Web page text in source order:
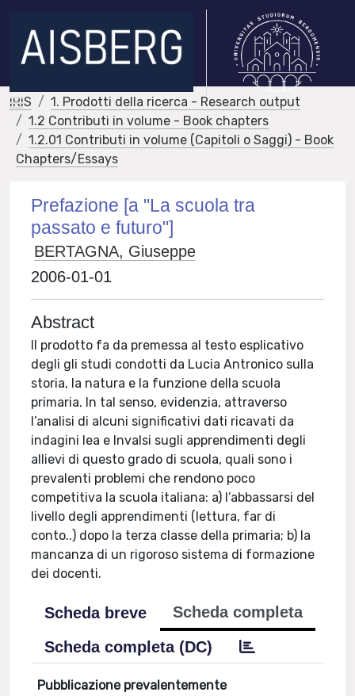
IRIS
1. Prodotti della ricerca - Research output
1.2 Contributi in volume - Book chapters
1.2.01 Contributi in volume (Capitoli o Saggi) - Book
Chapters/Essays
Prefazione [a "La scuola tra
passato e futuro"]
BERTAGNA, Giuseppe
2006-01-01
Abstract
Il prodotto fa da premessa al testo esplicativo
degli gli studi condotti da Lucia Antronico sulla
storia, la natura e la funzione della scuola
primaria. In tal senso, evidenzia, attraverso
l’analisi di alcuni significativi dati ricavati da
indagini Iea e Invalsi sugli apprendimenti degli
allievi di questo grado di scuola, quali sono i
prevalenti problemi che rendono poco
competitiva la scuola italiana: a) l’abbassarsi del
livello degli apprendimenti (lettura, far di
conto..) dopo la terza classe della primaria; b) la
mancanza di un rigoroso sistema di formazione
dei docenti.
Scheda breve
Scheda completa
Scheda completa (DC)
Pubblicazione prevalentemente